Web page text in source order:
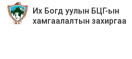
Их Богд уулын БЦГ-ын
хамгаалалтын захиргаа